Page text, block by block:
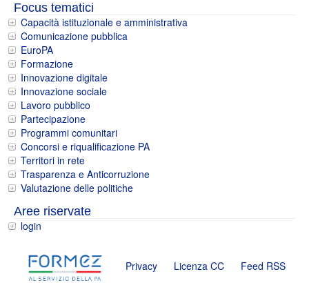
Focus tematici
Capacità istituzionale e amministrativa
Comunicazione pubblica
EuroPA
Formazione
Innovazione digitale
Innovazione sociale
Lavoro pubblico
Partecipazione
Programmi comunitari
Concorsi e riqualificazione PA
Territori in rete
Trasparenza e Anticorruzione
Valutazione delle politiche
Aree riservate
login
Privacy Licenza CC Feed RSS